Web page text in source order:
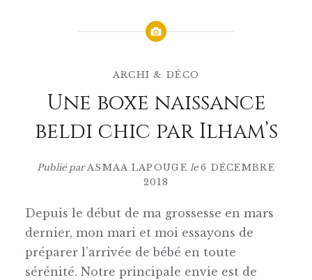
ARCHI & DÉCO
Une boxe naissance
beldi chic par Ilham’s
Publié parASMAA LAPOUGE le6 DÉCEMBRE
2018
Depuis le début de ma grossesse en mars
dernier, mon mari et moi essayons de
préparer l’arrivée de bébé en toute
sérénité. Notre principale envie est de